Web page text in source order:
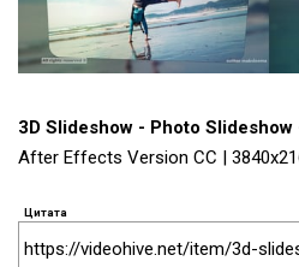
3D Slideshow - Photo
After Effects Version CC |
Цитата
https://videohive.net/item/3d-